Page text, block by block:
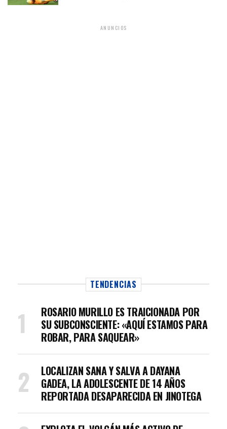
ANUNCIOS
TENDENCIAS
ROSARIO MURILLO ES TRAICIONADA POR
SU SUBCONSCIENTE: «AQUÍ ESTAMOS PARA
ROBAR, PARA SAQUEAR»
LOCALIZAN SANA Y SALVA A DAYANA
GADEA, LA ADOLESCENTE DE 14 AÑOS
REPORTADA DESAPARECIDA EN JINOTEGA